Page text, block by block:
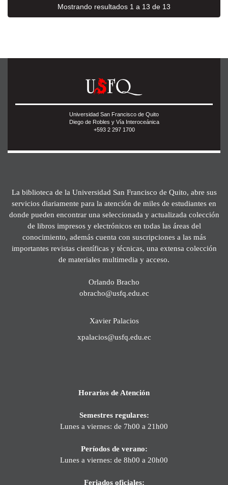
Mostrando resultados 1 a 13 de 13
Universidad San Francisco de Quito
Diego de Robles y Vía Interoceánica
+593 2 297 1700
La biblioteca de la Universidad San Francisco de Quito, abre sus
servicios diariamente para la atención de miles de estudiantes en
donde pueden encontrar una seleccionada y actualizada colección
de libros impresos y electrónicos en todas las áreas del
conocimiento, además cuenta con suscripciones a las más
importantes revistas científicas y técnicas, una extensa colección
de materiales multimedia y acceso.
Orlando Bracho
obracho@usfq.edu.ec
Xavier Palacios
xpalacios@usfq.edu.ec
Horarios de Atención
Semestres regulares:
Lunes a viernes: de 7h00 a 21h00
Períodos de verano:
Lunes a viernes: de 8h00 a 20h00
Feriados oficiales: